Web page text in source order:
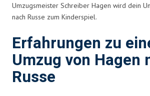
Umzugsmeister Schreiber Hagen wird dein
nach Russe zum Kinderspiel.
Erfahrungen zu
Umzug von Hagen
Russe